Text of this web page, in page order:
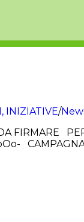
INIZIATIVE/
FIRMARE